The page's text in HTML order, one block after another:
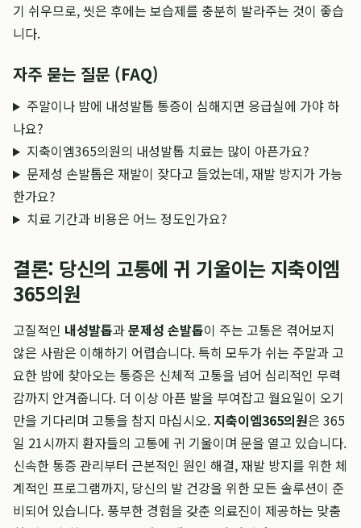
기 쉬우므로, 씻은 후에는 보습제를 충분히 발라주는 것이 좋습
니다.
자주 묻는 질문 (FAQ)
주말이나 밤에 내성발톱 통증이 심해지면 응급실에 가야 하
나요?
지축이엠365의원의 내성발톱 치료는 많이 아픈가요?
문제성 손발톱은 재발이 잦다고 들었는데, 재발 방지가 가능
한가요?
치료 기간과 비용은 어느 정도인가요?
결론: 당신의 고통에 귀 기울이는 지축이엠
365의원
고질적인 내성발톱과문제성 손발톱이 주는 고통은 겪어보지
않은 사람은 이해하기 어렵습니다. 특히 모두가 쉬는 주말과 고
요한 밤에 찾아오는 통증은 신체적 고통을 넘어 심리적인 무력
감까지 안겨줍니다. 더 이상 아픈 발을 부여잡고 월요일이 오기
만을 기다리며 고통을 참지 마십시오. 지축이엠365의원은 365
일 21시까지 환자들의 고통에 귀 기울이며 문을 열고 있습니다.
신속한 통증 관리부터 근본적인 원인 해결, 재발 방지를 위한 체
계적인 프로그램까지, 당신의 발 건강을 위한 모든 솔루션이 준
비되어 있습니다. 풍부한 경험을 갖춘 의료진이 제공하는 맞춤